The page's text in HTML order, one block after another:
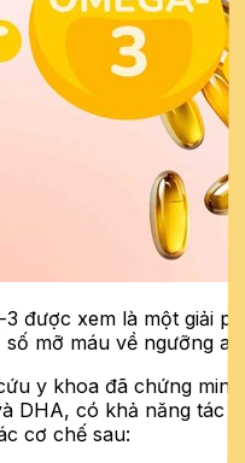
3 được xem là một giải
mỡ máu về ngưỡng an
y khoa đã chứng minh
DHA, có khả năng tác
cơ chế sau: